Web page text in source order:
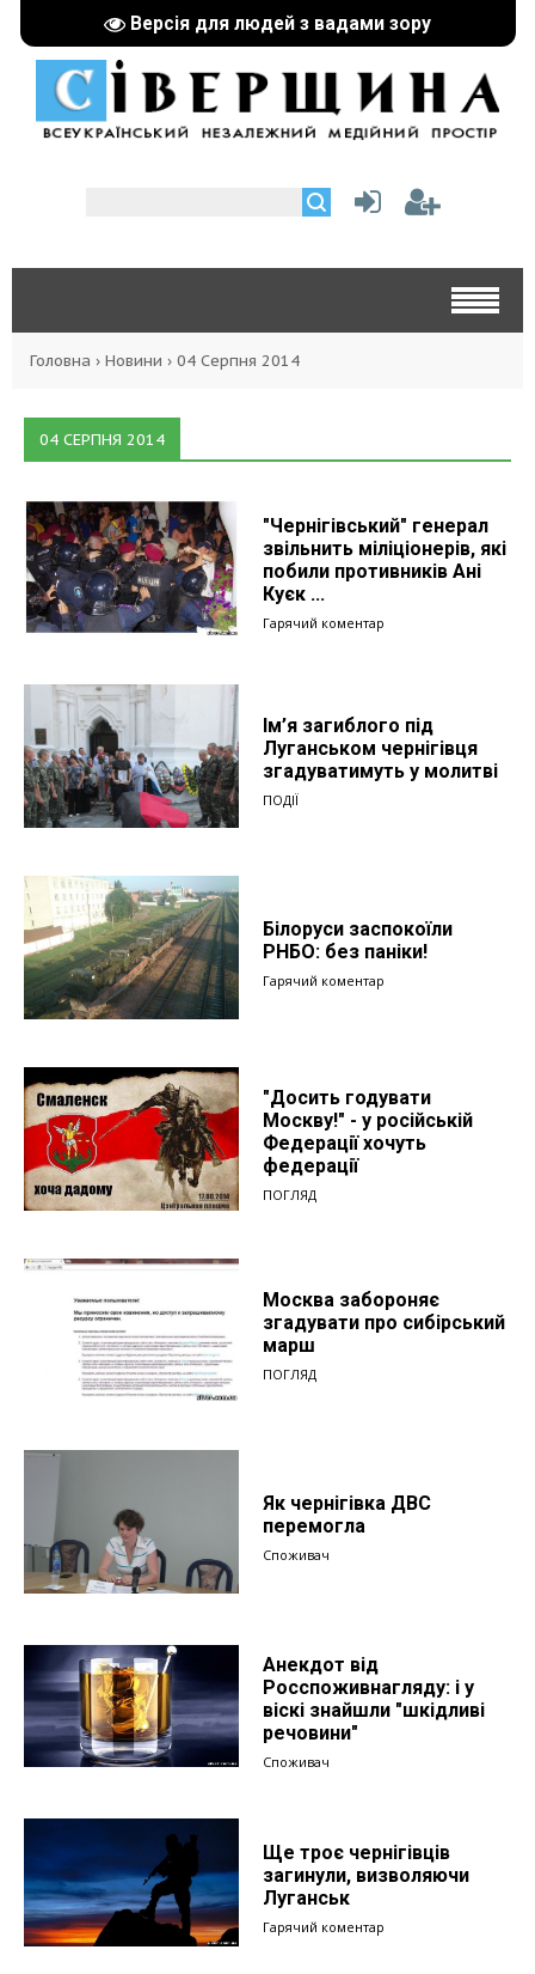
Версія для людей з вадами зору
Головна › Новини › 04 Серпня 2014
04 СЕРПНЯ 2014
"Чернігівський" генерал
звільнить міліціонерів, які
побили противників Ані
Куєк ...
Гарячий коментар
Ім’я загиблого під
Луганськом чернігівця
згадуватимуть у молитві
ПОДІЇ
Білоруси заспокоїли
РНБО: без паніки!
Гарячий коментар
"Досить годувати
Москву!" - у російській
Федерації хочуть
федерації
ПОГЛЯД
Москва забороняє
згадувати про сибірський
марш
ПОГЛЯД
Як чернігівка ДВС
перемогла
Споживач
Анекдот від
Росспоживнагляду: і у
віскі знайшли "шкідливі
речовини"
Споживач
Ще троє чернігівців
загинули, визволяючи
Луганськ
Гарячий коментар